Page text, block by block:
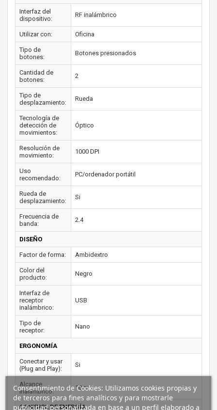
Interfaz del
dispositivo:
RF inalámbrico
Utilizar con: Oficina
Tipo de
botones:
Botones presionados
Cantidad de
botones:
2
Tipo de
desplazamiento:
Rueda
Tecnología de
detección de
movimientos:
Óptico
Resolución de
movimiento:
1000 DPI
Uso
recomendado:
PC/ordenador portátil
Rueda de
desplazamiento:
Si
Frecuencia de
banda:
2.4
DISEÑO
Factor de forma: Ambidextro
Color del
producto:
Negro
Interfaz de
receptor
inalámbrico:
USB
Tipo de
receptor:
Nano
ERGONOMÍA
Conectar y usar
(Plug and Play):
Si
Alcance
inalámbrico:
10 m
CONTROL DE ENERGÍA
Consentimiento de Cookies: Utilizamos cookies propias y
de terceros para fines analíticos y para mostrarle
publicidad personalizada en base a un perfil elaborado a